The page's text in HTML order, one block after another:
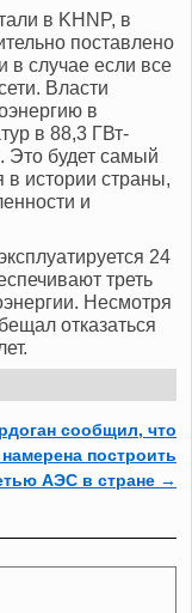
в KHNP, в
поставлено
в случае если все
Власти
в
в 88,3 ГВт-
Это будет самый
в истории страны,
и
24
треть
Несмотря
отказаться
сообщил, что
построить
АЭС в стране →